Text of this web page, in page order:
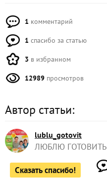
1 комментарий
1 спасибо за статью
3 в избранном
12989 просмотров
Автор статьи:
lublu_gotovit
ЛЮБЛЮ ГОТОВИТЬ
Сказать спасибо!